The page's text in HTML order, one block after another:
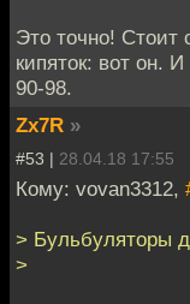
Это точно! Стоит
кипяток: вот он.
90-98.
Zx7R »
#53 | 28.04.18 17:55
Кому: vovan3312,
> Бульбуляторы
>